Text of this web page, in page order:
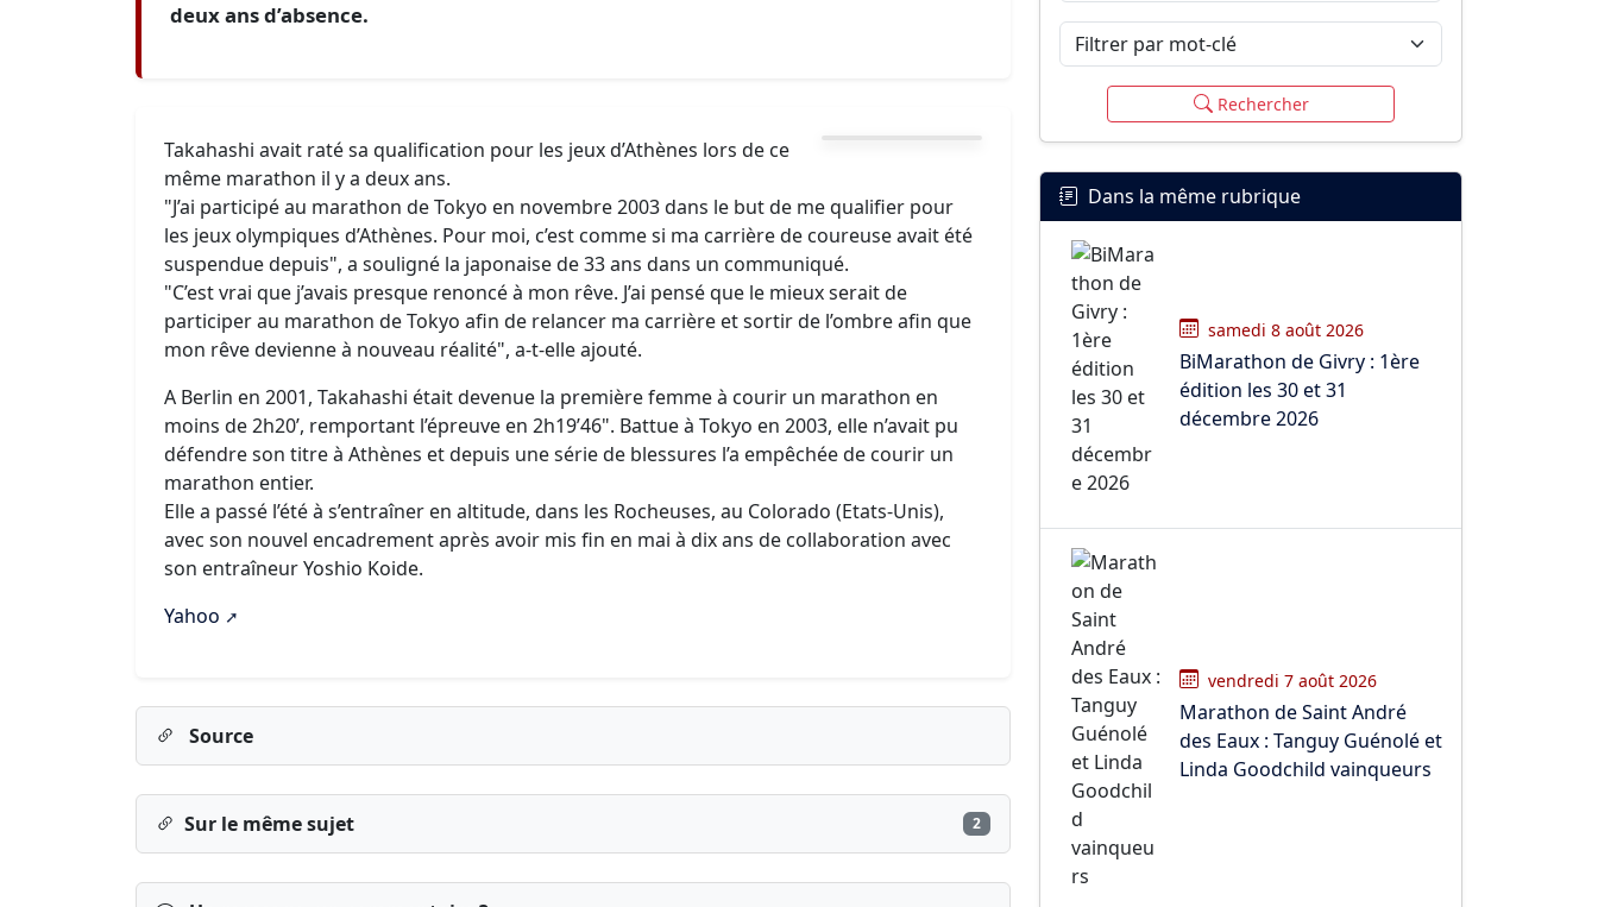
deux ans d’absence.
Takahashi avait raté sa qualification pour les jeux d’Athènes lors de ce
même marathon il y a deux ans.
"J’ai participé au marathon de Tokyo en novembre 2003 dans le but de me qualifier pour
les jeux olympiques d’Athènes. Pour moi, c’est comme si ma carrière de coureuse avait été
suspendue depuis", a souligné la japonaise de 33 ans dans un communiqué.
"C’est vrai que j’avais presque renoncé à mon rêve. J’ai pensé que le mieux serait de
participer au marathon de Tokyo afin de relancer ma carrière et sortir de l’ombre afin que
mon rêve devienne à nouveau réalité", a-t-elle ajouté.
A Berlin en 2001, Takahashi était devenue la première femme à courir un marathon en
moins de 2h20’, remportant l’épreuve en 2h19’46". Battue à Tokyo en 2003, elle n’avait pu
défendre son titre à Athènes et depuis une série de blessures l’a empêchée de courir un
marathon entier.
Elle a passé l’été à s’entraîner en altitude, dans les Rocheuses, au Colorado (Etats-Unis),
avec son nouvel encadrement après avoir mis fin en mai à dix ans de collaboration avec
son entraîneur Yoshio Koide.
Yahoo
Source
Sur le même sujet 2
Filtrer par mot-clé
Rechercher
Dans la même rubrique
samedi 8 août 2026
BiMarathon de Givry : 1ère
édition les 30 et 31
décembre 2026
vendredi 7 août 2026
Marathon de Saint André
des Eaux : Tanguy Guénolé et
Linda Goodchild vainqueurs